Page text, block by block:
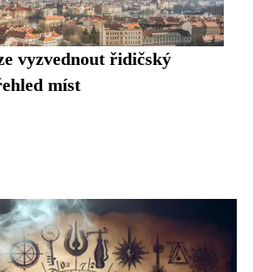
vyzvednout řidičský
míst